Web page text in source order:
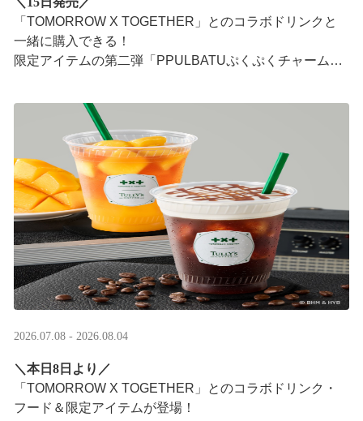
「TOMORROW X TOGETHER」とのコラボドリンクと
一緒に購入できる！​
限定アイテムの第二弾「PPULBATUぷくぷくチャーム」​
2026.07.08 - 2026.08.04
＼本日8日より／
「TOMORROW X TOGETHER」とのコラボドリンク・
フード＆限定アイテムが登場！